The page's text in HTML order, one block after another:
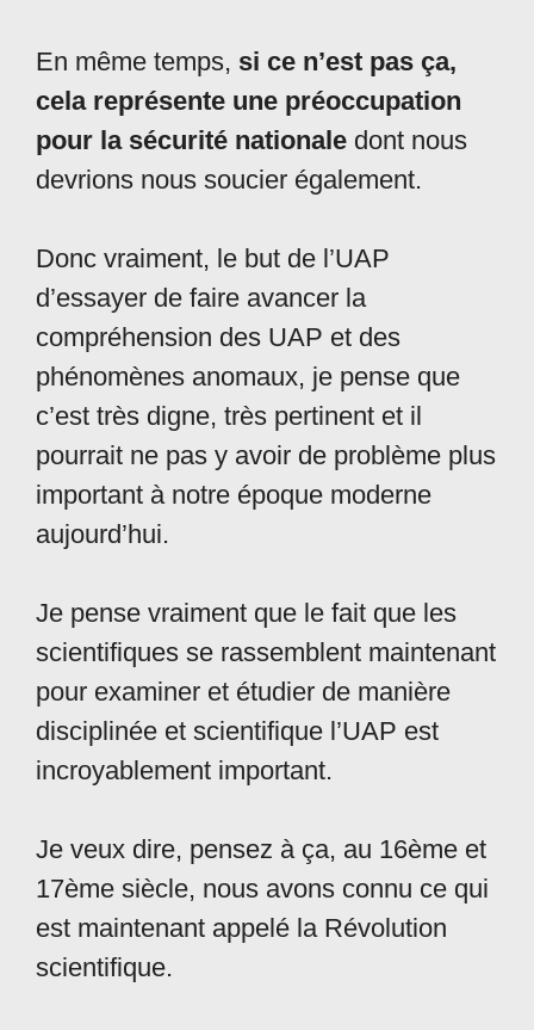
En même temps, si ce n’est pas ça,
cela représente une préoccupation
pour la sécurité nationale dont nous
devrions nous soucier également.
Donc vraiment, le but de l’UAP
d’essayer de faire avancer la
compréhension des UAP et des
phénomènes anomaux, je pense que
c’est très digne, très pertinent et il
pourrait ne pas y avoir de problème plus
important à notre époque moderne
aujourd’hui.
Je pense vraiment que le fait que les
scientifiques se rassemblent maintenant
pour examiner et étudier de manière
disciplinée et scientifique l’UAP est
incroyablement important.
Je veux dire, pensez à ça, au 16ème et
17ème siècle, nous avons connu ce qui
est maintenant appelé la Révolution
scientifique.